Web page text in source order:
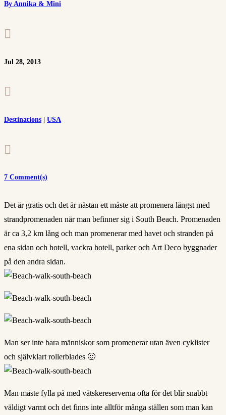
By Annika & Mini

Jul 28, 2013

Destinations USA

7 Comment(s)
Det är gratis och det är nästan ett måste att promenera längst med
strandpromenaden när man befinner sig i South Beach. Promenaden
är ca 3,2 km lång och man promenerar med havet och stranden på
ena sidan och hotell, vackra hotell, parker och Art Deco byggnader
på den andra sidan.
Man ser inte bara människor som promenerar utan även cyklister
och självklart rollerblades 🙂
Man måste fylla på med vätskereserverna ofta för det blir snabbt
väldigt varmt och det finns inte alltför många ställen som man kan